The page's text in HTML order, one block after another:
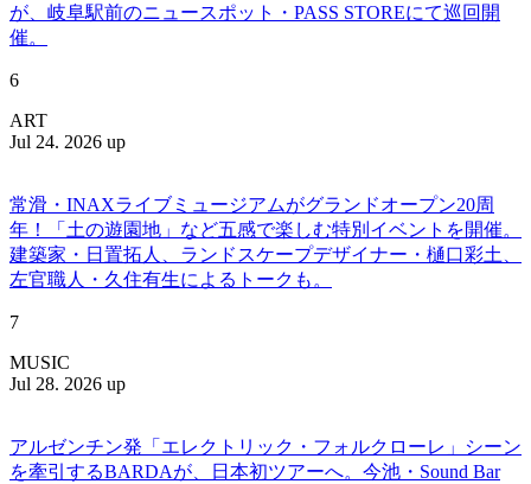
が、岐阜駅前のニュースポット・PASS STOREにて巡回開
催。
6
ART
Jul 24. 2026 up
常滑・INAXライブミュージアムがグランドオープン20周
年！「土の遊園地」など五感で楽しむ特別イベントを開催。
建築家・日置拓人、ランドスケープデザイナー・樋口彩土、
左官職人・久住有生によるトークも。
7
MUSIC
Jul 28. 2026 up
アルゼンチン発「エレクトリック・フォルクローレ」シーン
を牽引するBARDAが、日本初ツアーへ。今池・Sound Bar